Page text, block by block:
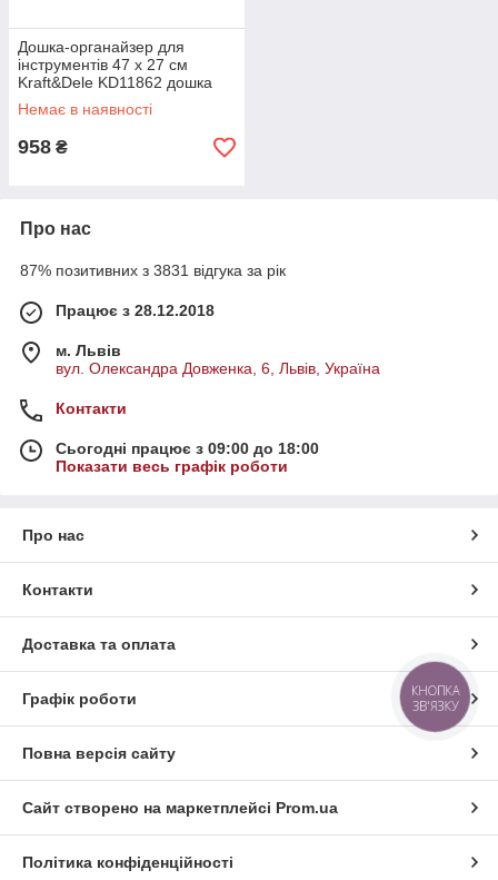
Дошка-органайзер для
інструментів 47 х 27 см
Kraft&Dele KD11862 дошка
для інструментів
Немає в наявності
958 ₴
Про нас
87% позитивних з 3831 відгука за рік
Працює з 28.12.2018
м. Львів
вул. Олександра Довженка, 6, Львів, Україна
Контакти
Сьогодні працює з 09:00 до 18:00
Показати весь графік роботи
Про нас
Контакти
Доставка та оплата
Графік роботи
Повна версія сайту
Сайт створено на маркетплейсі Prom.ua
Політика конфіденційності
КНОПКА
ЗВ'ЯЗКУ